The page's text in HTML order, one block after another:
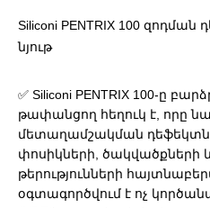
Siliconi PENTRIX 100
նյութ
✅ Siliconi PENTRIX 100-ը
թափանցող հեղուկ է, որը
մետաղամշակման
փոսիկների, ծակվածքների
թերությունների
օգտագործվում է ոչ